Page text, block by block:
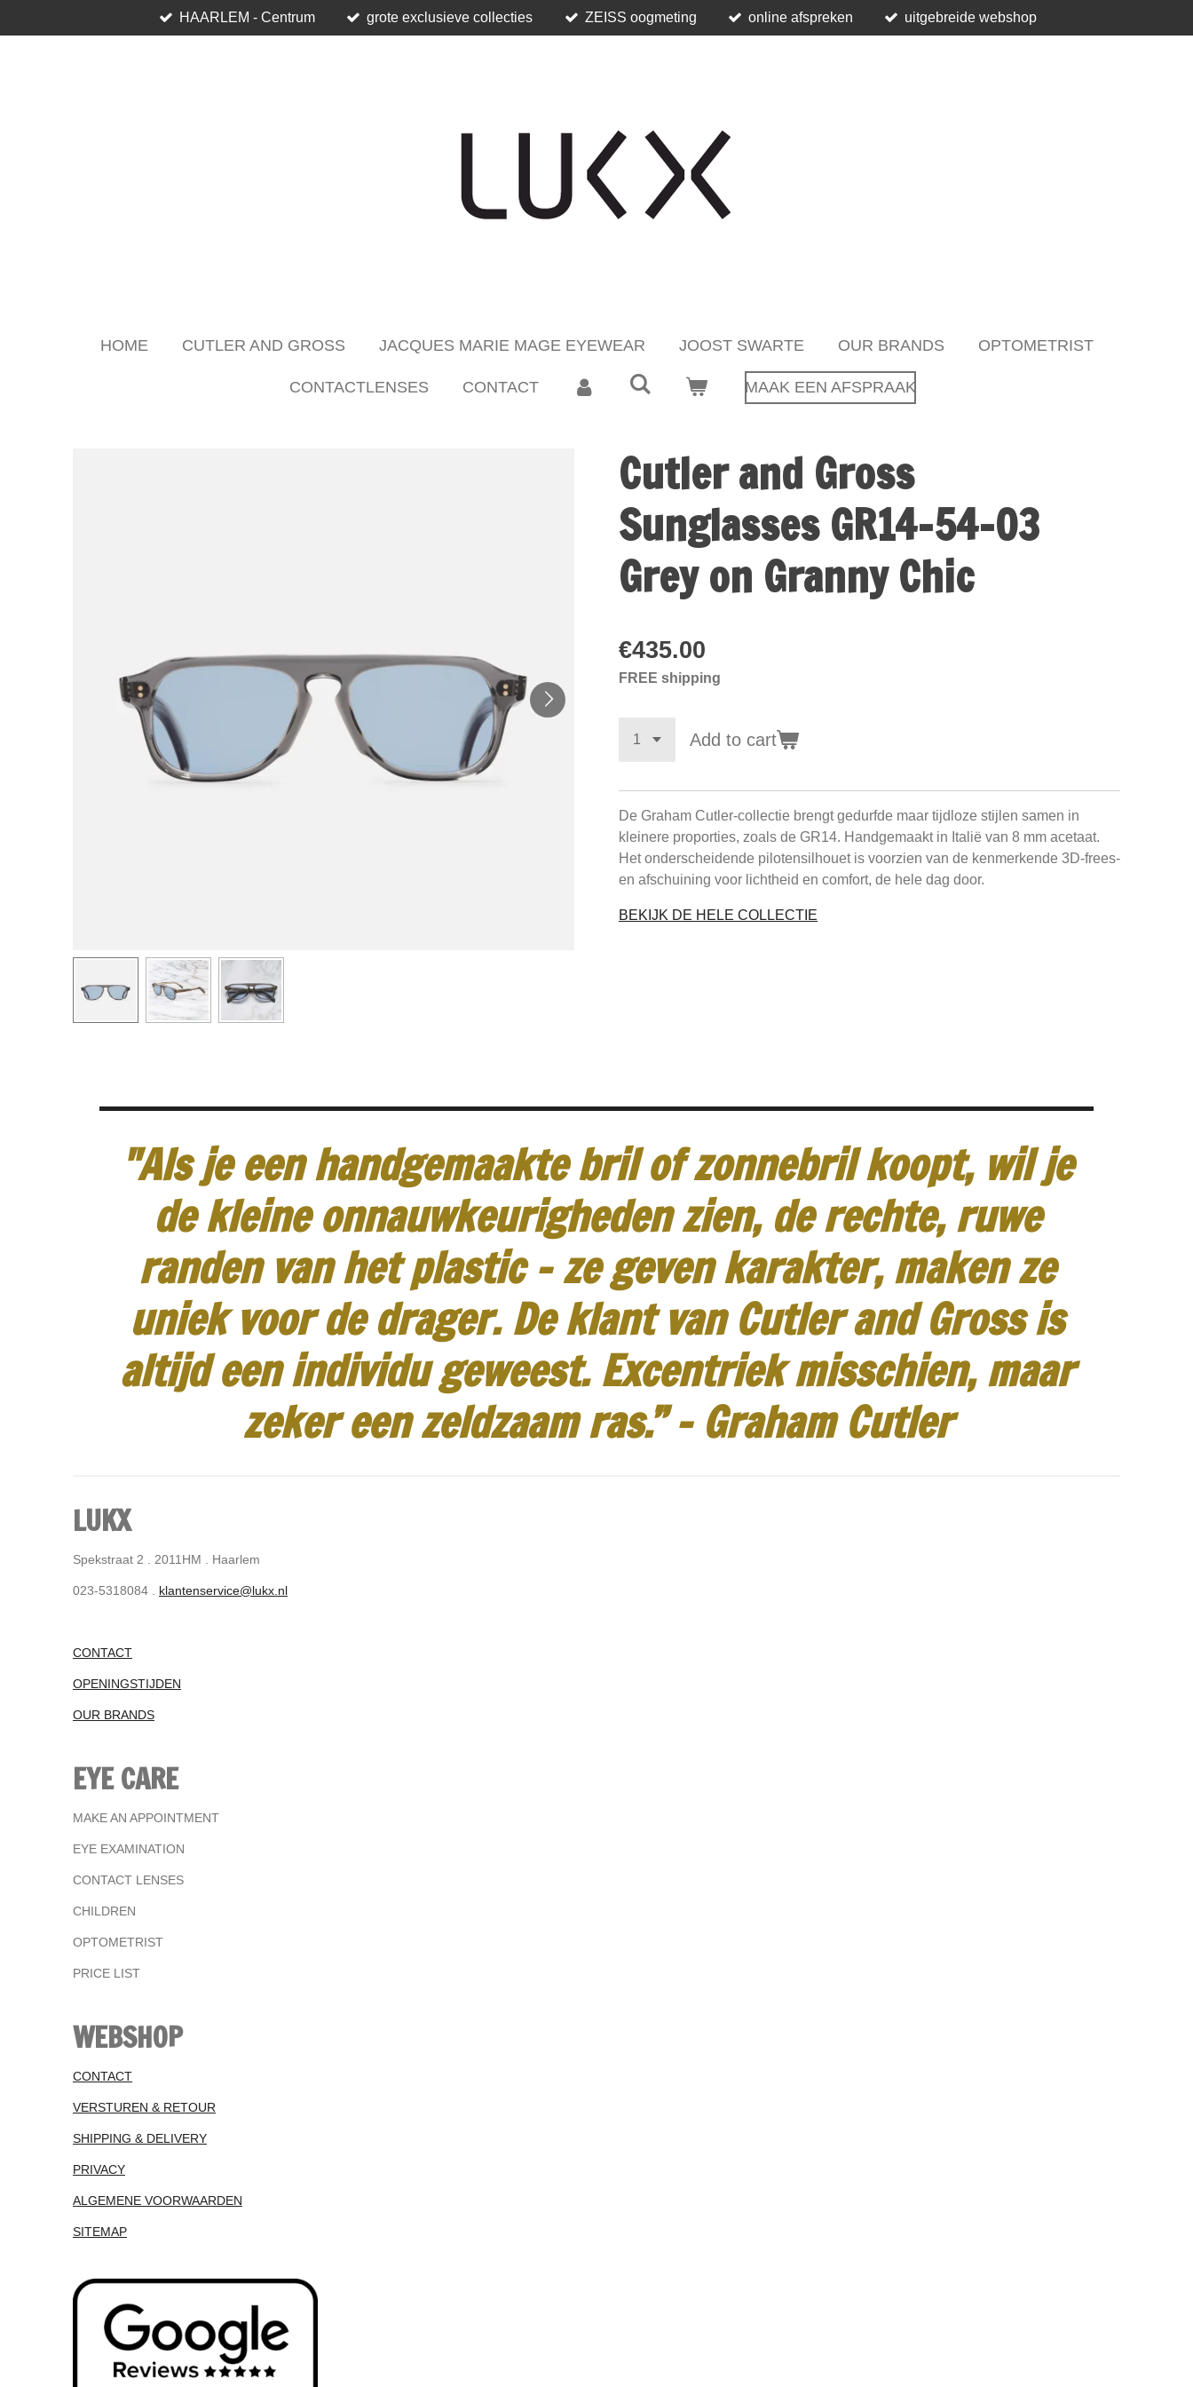
to
HAARLEM - Centrum grote exclusieve collecties ZEISS oogmeting online afspreken uitgebreide webshop
HOME CUTLER AND GROSS JACQUES MARIE MAGE EYEWEAR JOOST SWARTE OUR BRANDS OPTOMETRIST
CONTACTLENSES CONTACT MAAK EEN AFSPRAAK
Cutler and Gross
Sunglasses GR14-54-03
Grey on Granny Chic
€435.00
FREE shipping
Add to cart
De Graham Cutler-collectie brengt gedurfde maar tijdloze stijlen samen in
kleinere proporties, zoals de GR14. Handgemaakt in Italië van 8 mm acetaat.
Het onderscheidende pilotensilhouet is voorzien van de kenmerkende 3D-frees-
en afschuining voor lichtheid en comfort, de hele dag door.
BEKIJK DE HELE COLLECTIE
"Als je een handgemaakte bril of zonnebril koopt, wil je
de kleine onnauwkeurigheden zien, de rechte, ruwe
randen van het plastic - ze geven karakter, maken ze
uniek voor de drager. De klant van Cutler and Gross is
altijd een individu geweest. Excentriek misschien, maar
zeker een zeldzaam ras.” - Graham Cutler
LUKX
Spekstraat 2 . 2011HM . Haarlem
023-5318084 . klantenservice@lukx.nl
CONTACT
OPENINGSTIJDEN
OUR BRANDS
EYE CARE
MAKE AN APPOINTMENT
EYE EXAMINATION
CONTACT LENSES
CHILDREN
OPTOMETRIST
PRICE LIST
WEBSHOP
CONTACT
VERSTUREN & RETOUR
SHIPPING & DELIVERY
PRIVACY
ALGEMENE VOORWAARDEN
SITEMAP